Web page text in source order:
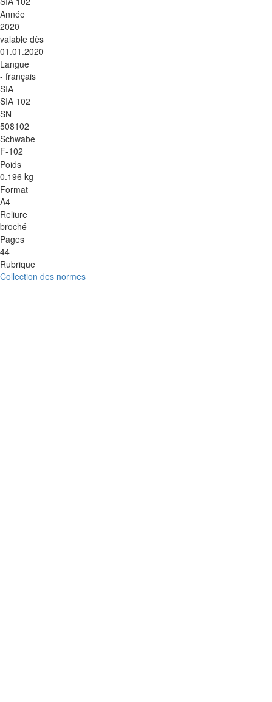
Année
2020
valable dès
01.01.2020
Langue
- français
SIA
SIA 102
SN
508102
Schwabe
F-102
Poids
0.196 kg
Format
A4
Reliure
broché
Pages
44
Rubrique
Collection des normes